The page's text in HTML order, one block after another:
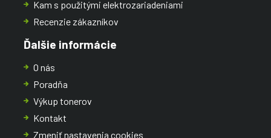
Kam s použitými elektrozariadeniami
Recenzie zákazníkov
Ďalšie informácie
O nás
Poradňa
Výkup tonerov
Kontakt
Zmeniť nastavenia cookies